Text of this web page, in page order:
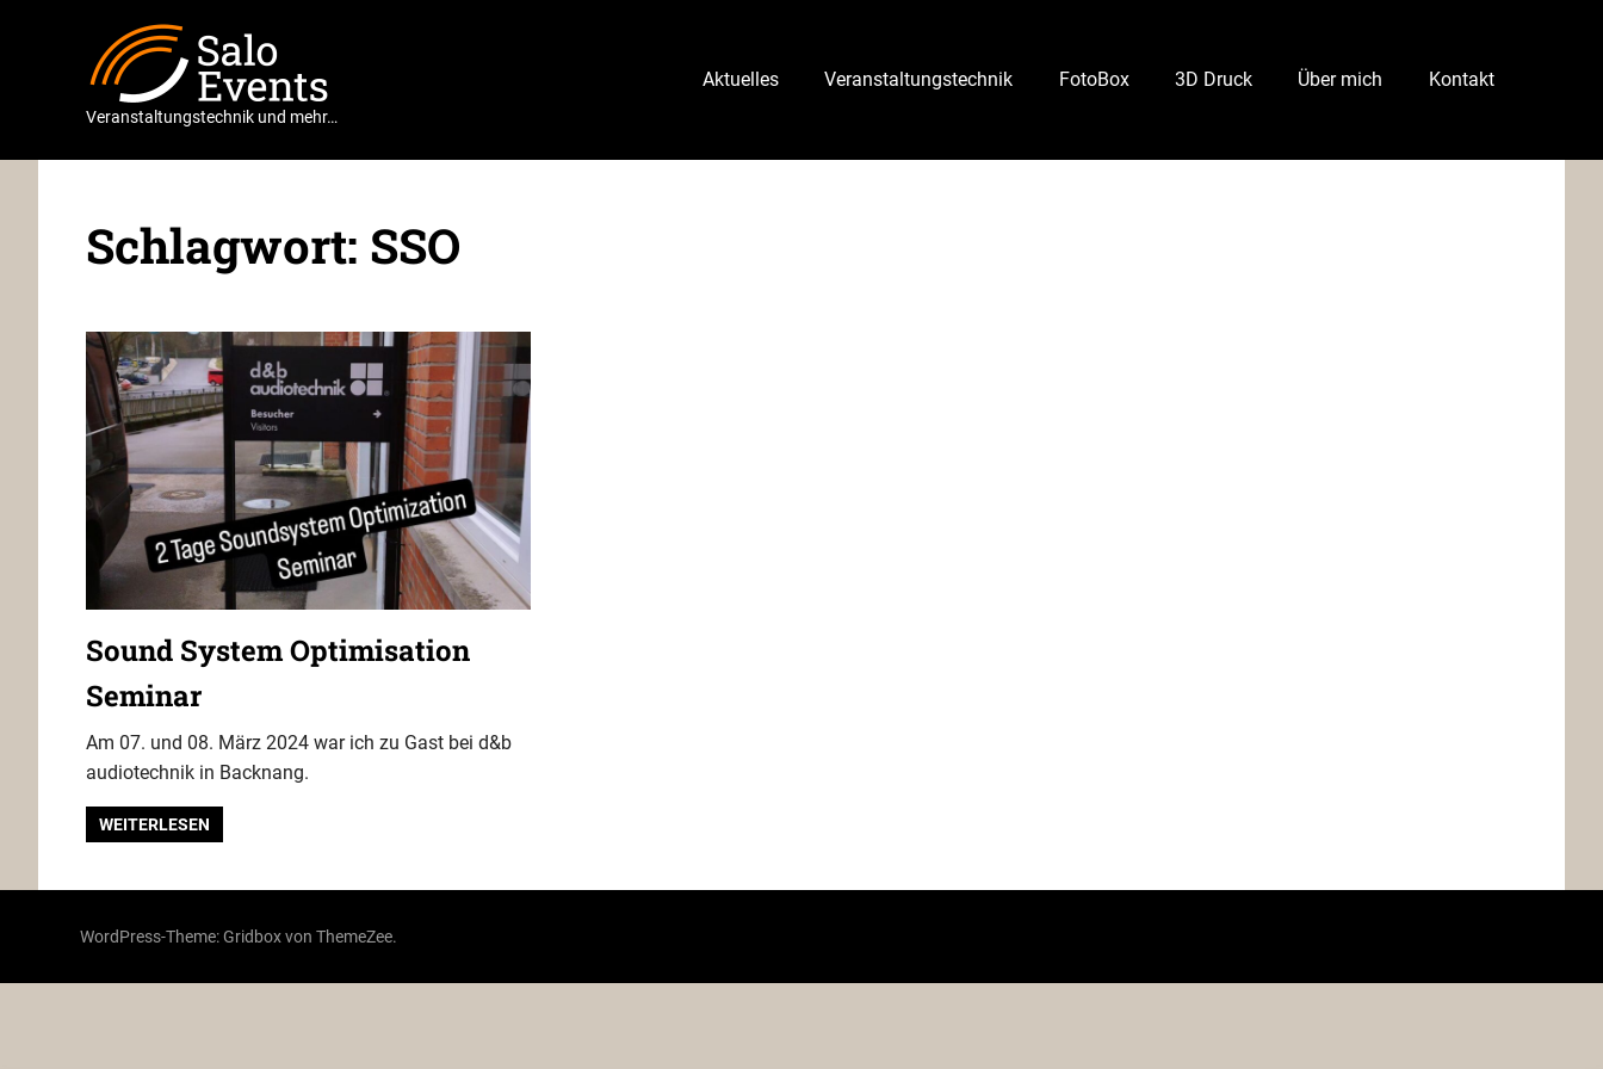
Veranstaltungstechnik und mehr…
Aktuelles Veranstaltungstechnik FotoBox 3D Druck Über mich Kontakt
Schlagwort: SSO
Sound System Optimisation
Seminar
Am 07. und 08. März 2024 war ich zu Gast bei d&b
audiotechnik in Backnang.
WEITERLESEN
WordPress-Theme: Gridbox von ThemeZee.